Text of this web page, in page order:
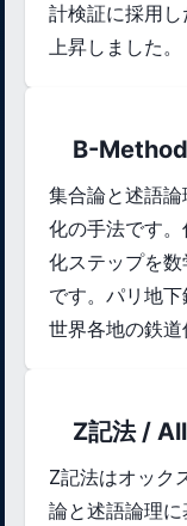
計検証に採用
上昇しました。
B-Method
集合論と述語
化の手法です
化ステップを
です。パリ地下
世界各地の鉄道
Z記法 /
Z記法はオック
論と述語論理